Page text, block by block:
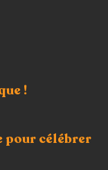
!
pour célébrer